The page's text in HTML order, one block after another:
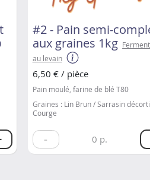
#2 - Pain semi-
aux graines 1kg
au levain
6,50 € / pièce
Pain moulé, farine de blé T80
Graines : Lin Brun / Sarrasin
Courge
- 0 p.